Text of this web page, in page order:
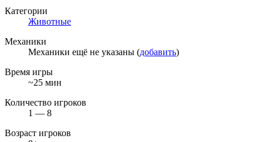
Категории
Животные
Механики
Механики ещё не указаны (добавить)
Время игры
~25 мин
Количество игроков
1 — 8
Возраст игроков